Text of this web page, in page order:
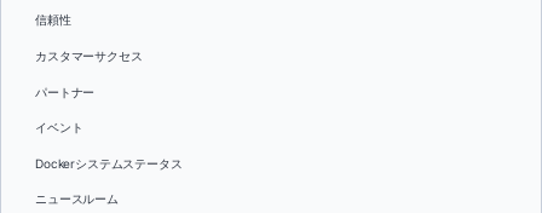
信頼性
カスタマーサクセス
パートナー
イベント
Dockerシステムステータス
ニュースルーム